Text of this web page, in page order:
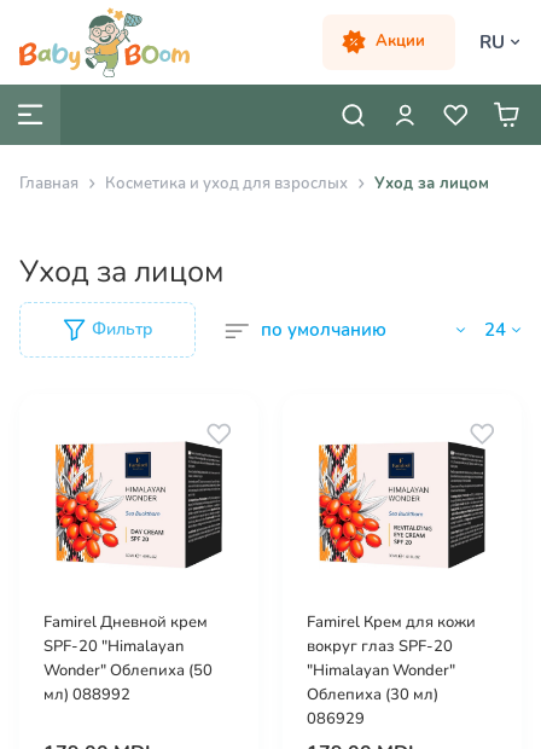
Акции RU
Главная Косметика и уход для взрослых Уход за лицом
Уход за лицом
Фильтр
Famirel Дневной крем
SPF-20 "Himalayan
Wonder" Облепиха (50
мл) 088992
Famirel Крем для кожи
вокруг глаз SPF-20
"Himalayan Wonder"
Облепиха (30 мл)
086929